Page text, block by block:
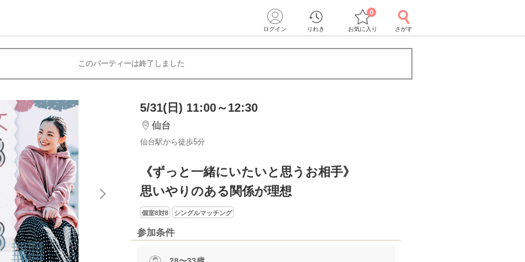
ログイン りれき お気に入り
0
さがす
このパーティーは終了しました
5/31(日) 11:00～12:30
仙台
仙台駅から徒歩5分
《ずっと一緒にいたいと思うお相手》
思いやりのある関係が理想
個室8対8 シングルマッチング
参加条件